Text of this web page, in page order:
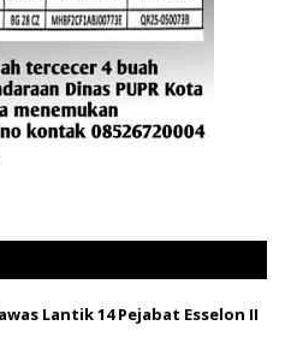
Lantik 14 Pejabat Esselon II